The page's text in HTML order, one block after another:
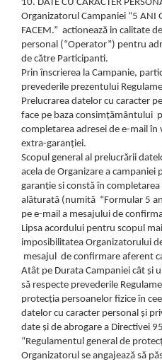
10. DATE CU CARACTER
Organizatorul Campaniei “5 ANI
FACEM.” actionează in calitate
personal (“Operator”) pentru
de către Participanti.
Prin înscrierea la Campanie,
prevederile prezentului
Prelucrarea datelor cu caracter
face pe baza consimțământului
completarea adresei de e-mail
extra-garanției.
Scopul general al prelucrării
acela de Organizare a
garanție si constă în
alăturată (numită “Formular 5
pe e-mail a mesajului de
Lipsa acordului pentru scopul
imposibilitatea Organizatorului
mesajul de confirmare aferent
Atât pe Durata Campaniei cât și
să respecte prevederile
protecția persoanelor fizice în
datelor cu caracter personal și
date și de abrogare a Directivei
“Regulamentul general de
Organizatorul se angajează să